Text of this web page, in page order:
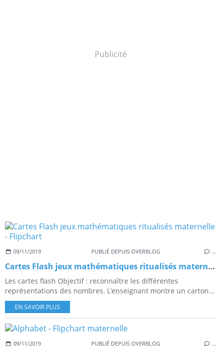
Publicité
09/11/2019 PUBLIÉ DEPUIS OVERBLOG …
Cartes Flash jeux mathématiques ritualisés maternelle - Flipchart
Les cartes flash Objectif : reconnaître les différentes
représentations des nombres. L’enseignant montre un carton...
EN SAVOIR PLUS
09/11/2019 PUBLIÉ DEPUIS OVERBLOG …